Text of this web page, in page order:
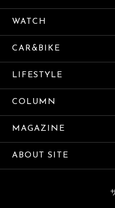
WATCH
CAR&BIKE
LIFESTYLE
COLUMN
MAGAZINE
ABOUT SITE